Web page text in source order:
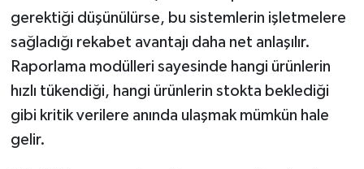
gerektiği düşünülürse, bu sistemlerin işletmelere
sağladığı rekabet avantajı daha net anlaşılır.
Raporlama modülleri sayesinde hangi ürünlerin
hızlı tükendiği, hangi ürünlerin stokta beklediği
gibi kritik verilere anında ulaşmak mümkün hale
gelir.